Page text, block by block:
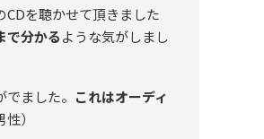
を聴かせて頂きました
で分かるような気がしまし
ました。 これはオーディ
）